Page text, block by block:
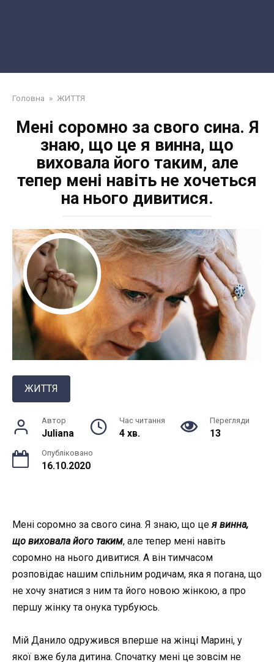
Головна » ЖИТТЯ
Мені соромно за свого сина. Я
знаю, що це я винна, що
виховала його таким, але
тепер мені навіть не хочеться
на нього дивитися.
ЖИТТЯ
Автор
Juliana
Час читання
4 хв.
Перегляди
13
Опубліковано
16.10.2020
Мені соромно за свого сина. Я знаю, що цея винна,
що виховала його таким, але тепер мені навіть
соромно на нього дивитися. А він тимчасом
розповідає нашим спільним родичам, яка я погана, що
не хочу знатися з ним та його новою жінкою, а про
першу жінку та онука турбуюсь.
Мій Данило одружився вперше на жінці Марині, у
якої вже була дитина. Спочатку мені це зовсім не